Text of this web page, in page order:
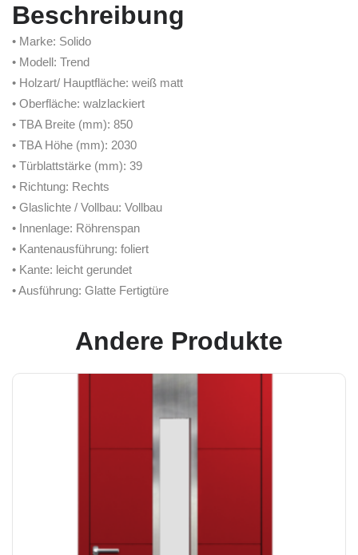
Beschreibung
• Marke: Solido
• Modell: Trend
• Holzart/ Hauptfläche: weiß matt
• Oberfläche: walzlackiert
• TBA Breite (mm): 850
• TBA Höhe (mm): 2030
• Türblattstärke (mm): 39
• Richtung: Rechts
• Glaslichte / Vollbau: Vollbau
• Innenlage: Röhrenspan
• Kantenausführung: foliert
• Kante: leicht gerundet
• Ausführung: Glatte Fertigtüre
Andere Produkte